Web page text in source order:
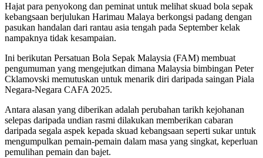
Hajat para penyokong dan peminat untuk melihat skuad bola sepak
kebangsaan berjulukan Harimau Malaya berkongsi padang dengan
pasukan handalan dari rantau asia tengah pada September kelak
nampaknya tidak kesampaian.
Ini berikutan Persatuan Bola Sepak Malaysia (FAM) membuat
pengumuman yang mengejutkan dimana Malaysia bimbingan Peter
Cklamovski memutuskan untuk menarik diri daripada saingan Piala
Negara-Negara CAFA 2025.
Antara alasan yang diberikan adalah perubahan tarikh kejohanan
selepas daripada undian rasmi dilakukan memberikan cabaran
daripada segala aspek kepada skuad kebangsaan seperti sukar untuk
mengumpulkan pemain-pemain dalam masa yang singkat, keperluan
pemulihan pemain dan bajet.